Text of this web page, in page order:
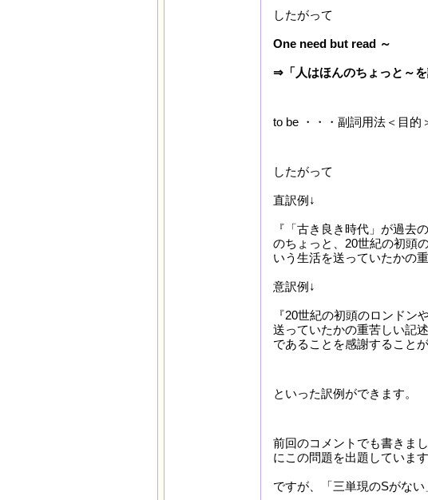
したがって
One need but read ～
⇒「人はほんのちょっと～を
to be ・・・副詞用法＜目的
したがって
直訳例↓
『「古き良き時代」が過去
のちょっと、20世紀の初頭
いう生活を送っていたかの
意訳例↓
『20世紀の初頭のロンドン
送っていたかの重苦しい記
であることを感謝することが
といった訳例ができます。
前回のコメントでも書きま
にこの問題を出題しています
ですが、「三単現のSがな